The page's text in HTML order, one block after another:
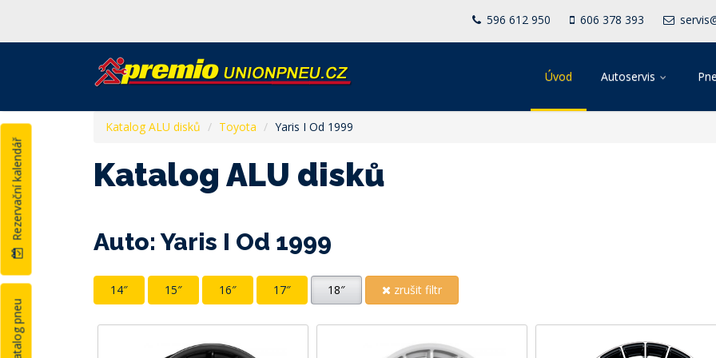
Rezervační kalendář
Katalog pneu
596 612 950 606 378 393
Úvod Autoservis
Katalog ALU disků Toyota Yaris I Od 1999
Katalog ALU disků
Auto: Yaris I Od 1999
14″ 15″ 16″ 17″ 18″ zrušit filtr